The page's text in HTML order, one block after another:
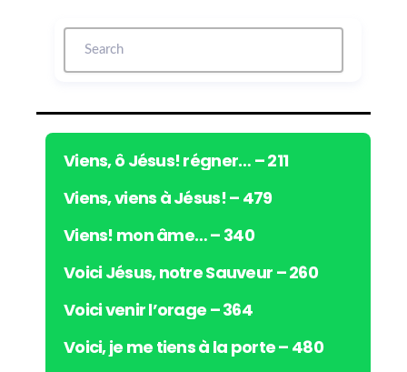
e
r
u
d
iViens, ô Jésus! régner… – 211
Viens, viens à Jésus! – 479
Viens! mon âme… – 340
Voici Jésus, notre Sauveur – 260
Voici venir l’orage – 364
Voici, je me tiens à la porte – 480